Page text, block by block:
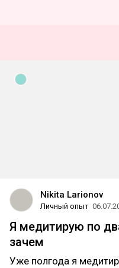
Nikita Larionov
Личный опыт
Я медитирую по
зачем
Уже полгода я